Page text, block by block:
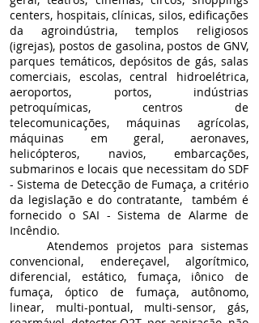
centers, hospitais, clínicas, silos, edificações
da agroindústria, templos religiosos
(igrejas), postos de gasolina, postos de GNV,
parques temáticos, depósitos de gás, salas
comerciais, escolas, central hidroelétrica,
aeroportos, portos, indústrias
petroquímicas, centros de
telecomunicações, máquinas agrícolas,
máquinas em geral, aeronaves,
helicópteros, navios, embarcações,
submarinos e locais que necessitam do SDF
- Sistema de Detecção de Fumaça, a critério
da legislação e do contratante, também é
fornecido o SAI - Sistema de Alarme de
Incêndio.
Atendemos projetos para sistemas
convencional, endereçavel, algorítmico,
diferencial, estático, fumaça, iônico de
fumaça, óptico de fumaça, autônomo,
linear, multi-pontual, multi-sensor, gás,